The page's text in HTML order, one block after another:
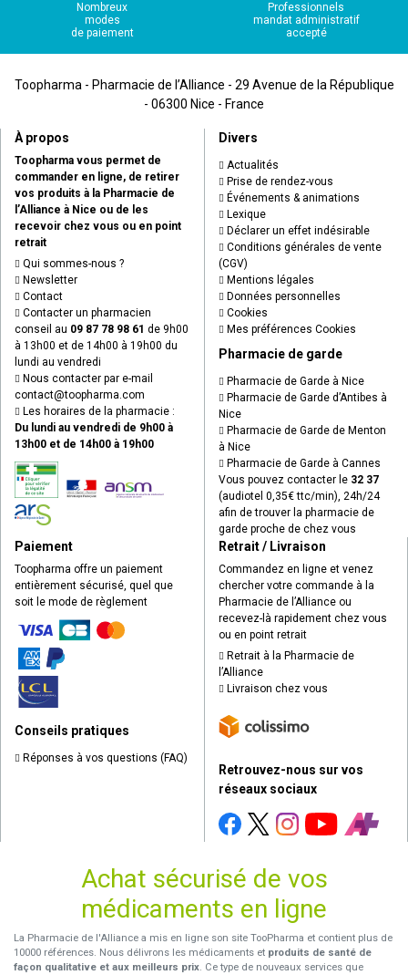
Nombreux
modes
de paiement
Professionnels
mandat administratif
accepté
Toopharma - Pharmacie de l’Alliance - 29 Avenue de la République
- 06300 Nice - France
À propos
Toopharma vous permet de
commander en ligne, de retirer
vos produits à la Pharmacie de
l’Alliance à Nice ou de les
recevoir chez vous ou en point
retrait
Qui sommes-nous ?
Newsletter
Contact
Contacter un pharmacien
conseil au 09 87 78 98 61 de 9h00
à 13h00 et de 14h00 à 19h00 du
lundi au vendredi
Nous contacter par e-mail
contact@toopharma.com
Les horaires de la pharmacie :
Du lundi au vendredi de 9h00 à
13h00 et de 14h00 à 19h00
Divers
Actualités
Prise de rendez-vous
Événements & animations
Lexique
Déclarer un effet indésirable
Conditions générales de vente
(CGV)
Mentions légales
Données personnelles
Cookies
Mes préférences Cookies
Pharmacie de garde
Pharmacie de Garde à Nice
Pharmacie de Garde d’Antibes à
Nice
Pharmacie de Garde de Menton
à Nice
Pharmacie de Garde à Cannes
Vous pouvez contacter le 32 37
(audiotel 0,35€ ttc/min), 24h/24
afin de trouver la pharmacie de
garde proche de chez vous
Paiement
Toopharma offre un paiement
entièrement sécurisé, quel que
soit le mode de règlement
Conseils pratiques
Réponses à vos questions (FAQ)
Retrait / Livraison
Commandez en ligne et venez
chercher votre commande à la
Pharmacie de l’Alliance ou
recevez-là rapidement chez vous
ou en point retrait
Retrait à la Pharmacie de
l’Alliance
Livraison chez vous
Retrouvez-nous sur vos
réseaux sociaux
Achat sécurisé de vos
médicaments en ligne
La Pharmacie de l'Alliance a mis en ligne son site TooPharma et contient plus de
10000 références. Nous délivrons les médicaments et produits de santé de
façon qualitative et aux meilleurs prix. Ce type de nouveaux services que